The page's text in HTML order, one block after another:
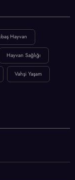
Hayvan
Hayvan Sağlığı
Vahşi Yaşam